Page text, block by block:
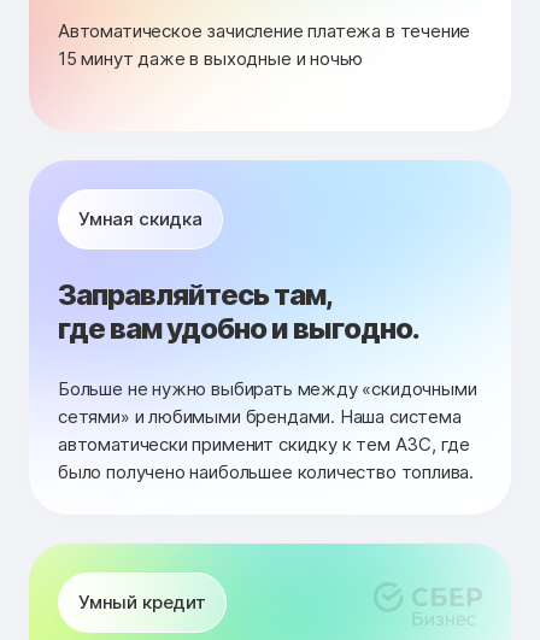
Автоматическое зачисление платежа в течение
15 минут даже в выходные и ночью
Умная скидка
Заправляйтесь там,
где вам удобно и выгодно.
Больше не нужно выбирать между «скидочными
сетями» и любимыми брендами. Наша система
автоматически применит скидку к тем АЗС, где
было получено наибольшее количество топлива.
Умный кредит